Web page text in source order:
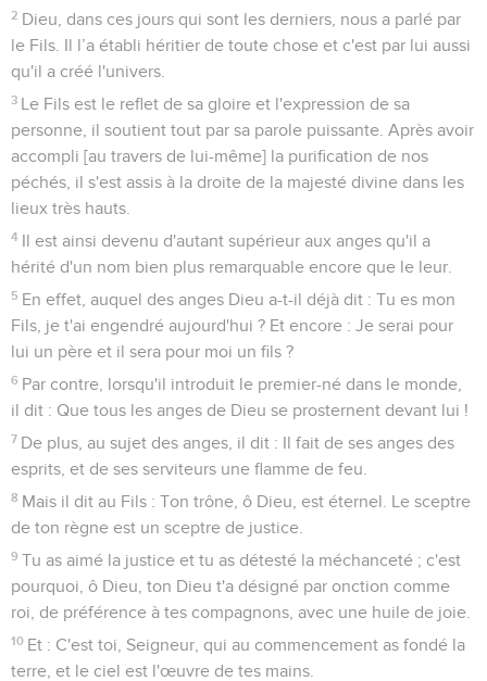
2 Dieu, dans ces jours qui sont les derniers, nous a parlé par
le Fils. Il l’a établi héritier de toute chose et c'est par lui aussi
qu'il a créé l'univers.
3 Le Fils est le reflet de sa gloire et l'expression de sa
personne, il soutient tout par sa parole puissante. Après avoir
accompli [au travers de lui-même] la purification de nos
péchés, il s'est assis à la droite de la majesté divine dans les
lieux très hauts.
4 Il est ainsi devenu d'autant supérieur aux anges qu'il a
hérité d'un nom bien plus remarquable encore que le leur.
5 En effet, auquel des anges Dieu a-t-il déjà dit : Tu es mon
Fils, je t'ai engendré aujourd'hui ? Et encore : Je serai pour
lui un père et il sera pour moi un fils ?
6 Par contre, lorsqu'il introduit le premier-né dans le monde,
il dit : Que tous les anges de Dieu se prosternent devant lui !
7 De plus, au sujet des anges, il dit : Il fait de ses anges des
esprits, et de ses serviteurs une flamme de feu.
8 Mais il dit au Fils : Ton trône, ô Dieu, est éternel. Le sceptre
de ton règne est un sceptre de justice.
9 Tu as aimé la justice et tu as détesté la méchanceté ; c'est
pourquoi, ô Dieu, ton Dieu t'a désigné par onction comme
roi, de préférence à tes compagnons, avec une huile de joie.
10 Et : C'est toi, Seigneur, qui au commencement as fondé la
terre, et le ciel est l'œuvre de tes mains.